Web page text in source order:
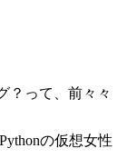
？って、前々々
の仮想女性